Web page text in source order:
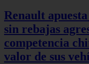
Renault
sin rebajas
competencia
valor de sus